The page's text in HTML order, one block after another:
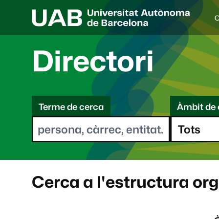
I
d
i
a
e
l
e
o
t
Directori
C
eTerme de cerca Àmbit de
Cerca a l'estructura